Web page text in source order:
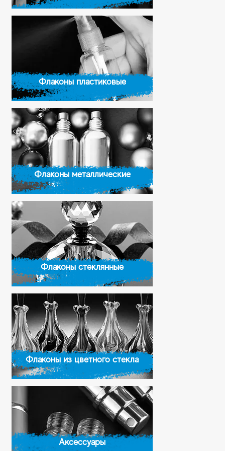
Флаконы пластиковые
Флаконы металлические
Флаконы стеклянные
Флаконы из цветного стекла
Аксессуары